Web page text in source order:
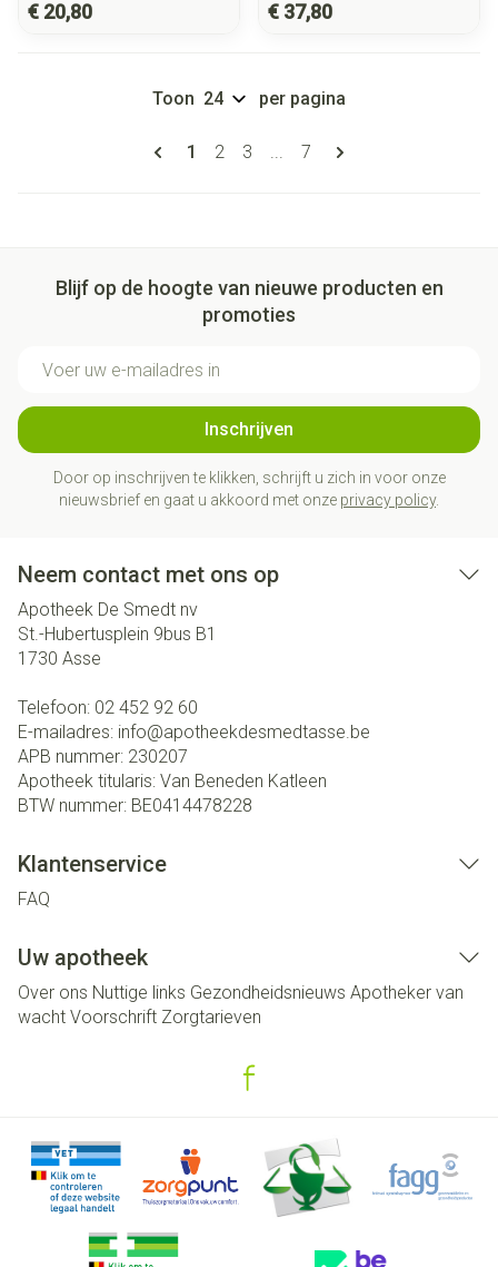
€ 20,80 € 37,80
Pagina's
U lees momenteel pagina
1 Pagina
2 Pagina
3 ... Pagina
7
Toon per pagina
Blijf op de hoogte van nieuwe producten en
promoties
Inschrijven
Door op inschrijven te klikken, schrijft u zich in voor onze
nieuwsbrief en gaat u akkoord met onze privacy policy.
Neem contact met ons op
Apotheek De Smedt nv
St.-Hubertusplein 9bus B1
1730 Asse
Telefoon: 02 452 92 60
E-mailadres: info@apotheekdesmedtasse.be
APB nummer: 230207
Apotheek titularis: Van Beneden Katleen
BTW nummer: BE0414478228
Klantenservice
FAQ
Uw apotheek
Over ons Nuttige links Gezondheidsnieuws Apotheker van
wacht Voorschrift Zorgtarieven